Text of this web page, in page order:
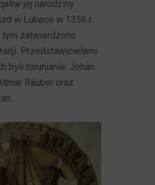
jej narodziny
w Lubece w 1356 r.
tym zatwierdzono
Przedstawicielami
byli torunianie: Johan
Räuber oraz